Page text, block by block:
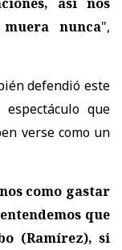
nunca",
defendió este
que
verse como un
como gastar
que
(Ramírez), si